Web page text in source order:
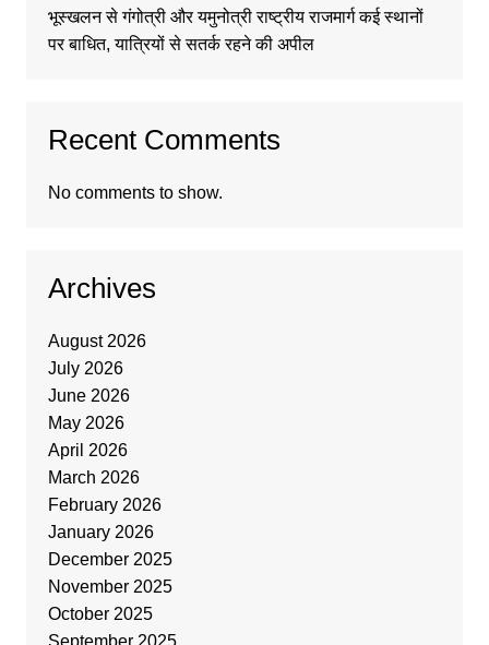
भूस्खलन से गंगोत्री और यमुनोत्री राष्ट्रीय राजमार्ग कई स्थानों
पर बाधित, यात्रियों से सतर्क रहने की अपील
Recent Comments
No comments to show.
Archives
August 2026
July 2026
June 2026
May 2026
April 2026
March 2026
February 2026
January 2026
December 2025
November 2025
October 2025
September 2025